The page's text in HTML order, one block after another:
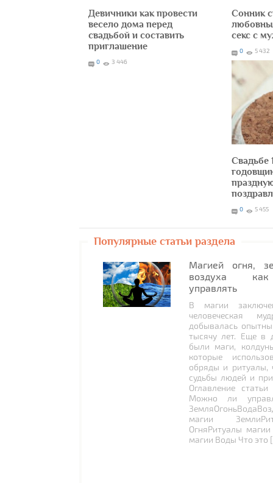
Девичники как провести
весело дома перед
свадьбой и составить
приглашение
0 3 446
Сонник
секс с
0 5 432
Свадьбе
0 5 455
Популярные статьи раздела
Магией огня,
воздуха
управлять
В магии
человеческая
добывалась
тысячу лет. Еще в
были маги,
которые
обряды и ритуалы,
судьбы людей и
Оглавление
Можно ли
магии
ОгняРитуалы
магии Воды Что это